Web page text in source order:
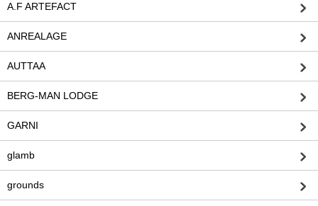
A.F ARTEFACT
ANREALAGE
AUTTAA
BERG-MAN LODGE
GARNI
glamb
grounds